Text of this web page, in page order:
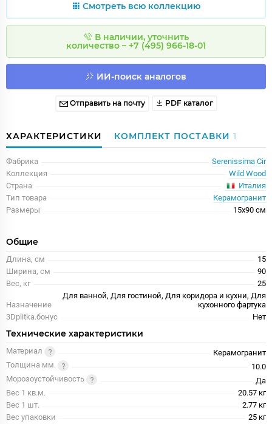
Смотреть всю коллекцию
В наличии, уточнить
количество – +7 (495) 966-18-01
ИИ-поиск аналогов
Отправить на почту PDF каталог
ХАРАКТЕРИСТИКИ КОМПЛЕКТ ПОСТАВКИ 1
Фабрика
Serenissima Cir
Коллекция
Wild Wood
Страна
Италия
Тип товара
Керамогранит
Размеры
15x90 см
Общие
Длина, см
15
Ширина, см
90
Вес, кг
25
Назначение
Для ванной, Для гостиной, Для коридора и кухни, Для
кухонного фартука
3Dplitka.бонус
Нет
Технические характеристики
Материал
Керамогранит
Толщина мм.
10.0
Морозоустойчивость
Да
Вес 1 кв.м.
20.57 кг
Вес 1 шт.
2.77 кг
Вес упаковки
25 кг